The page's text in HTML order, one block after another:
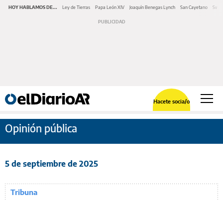
HOY HABLAMOS DE... Ley de Tierras Papa León XIV Joaquín Benegas Lynch San Cayetano
Hacete socia/o
Opinión pública
5 de septiembre de 2025
Tribuna